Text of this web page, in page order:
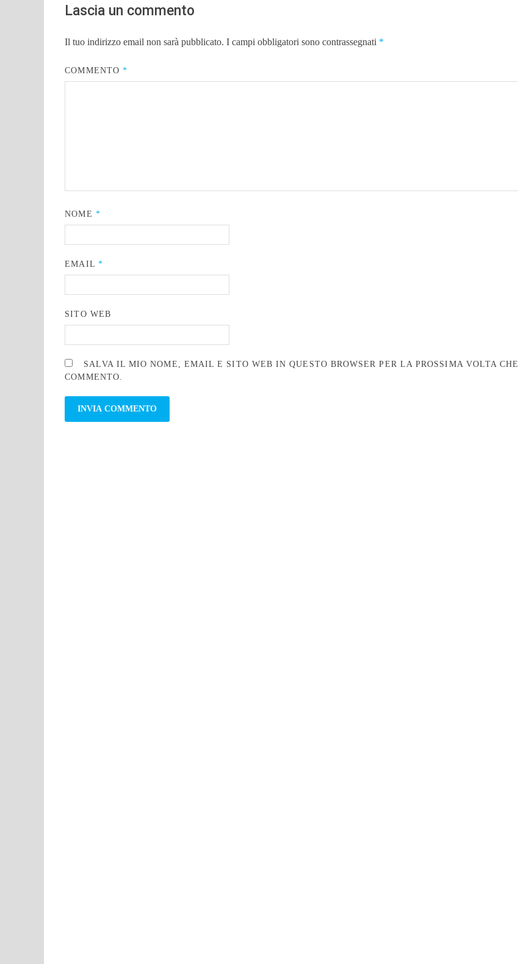
Lascia un commento
Il tuo indirizzo email non sarà pubblicato. I campi obbligatori sono contrassegnati *
COMMENTO *
NOME *
EMAIL *
SITO WEB
SALVA IL MIO NOME, EMAIL E SITO WEB IN QUESTO BROWSER PER LA PROSSIMA VOLTA CHE
COMMENTO.